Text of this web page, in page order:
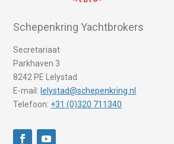
Schepenkring Yachtbrokers
Secretariaat
Parkhaven 3
8242 PE Lelystad
E-mail: lelystad@schepenkring.nl
Telefoon: +31 (0)320 711340